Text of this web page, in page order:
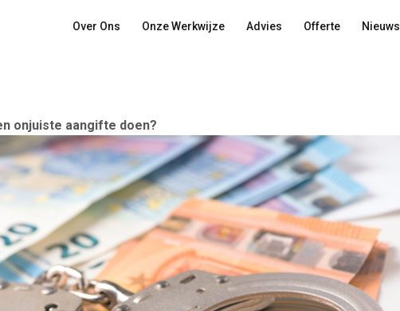
Over Ons Onze Werkwijze Advies Offerte Nieuws
onjuiste aangifte doen?